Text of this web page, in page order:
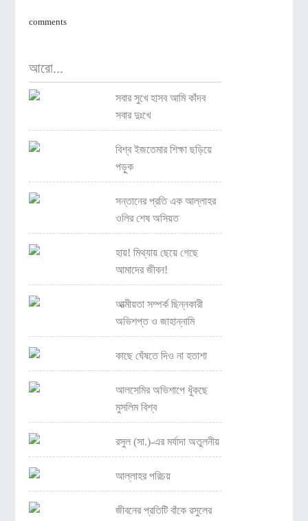
comments
আরো...
সবার সুখে হাসব আমি কাঁদব
সবার দুঃখে
বিশ্ব ইজতেমার শিক্ষা ছড়িয়ে
পড়ুক
সন্তানের প্রতি এক আল্লাহর
ওলির শেষ অসিয়ত
হায়! মিথ্যায় ছেয়ে গেছে
আমাদের জীবন!
আত্মীয়তা সম্পর্ক ছিন্নকারী
অভিশপ্ত ও জাহান্নামি
কাছে ঘেঁষতে দিও না হতাশা
আলসেমির অভিশাপে ধুঁকছে
মুসলিম বিশ্ব
রসুল (সা.)-এর মর্যাদা অতুলনীয়
আল্লাহর পরিচয়
জীবনের প্রতিটি বাঁকে রসুলের